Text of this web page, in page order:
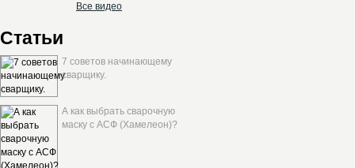
Все видео
Статьи
7 советов начинающему
сварщику.
А как выбрать сварочную
маску с АСФ (Хамелеон)?